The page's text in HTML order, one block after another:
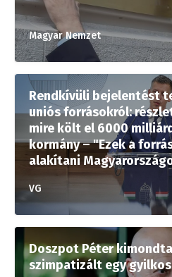
Magyar Nemzet
Rendkívüli bejelentést
uniós forrásokról:
mire költ el 6000
kormány – "Ezek a
alakítani
VG
Doszpot Péter
szimpatizált egy